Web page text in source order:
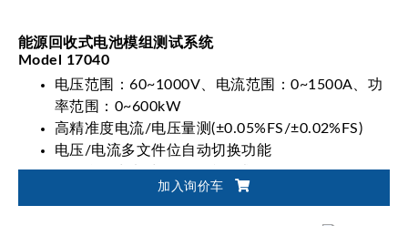
能源回收式电池模组测试系统
Model 17040
电压范围：60~1000V、电流范围：0~1500A、功
率范围：0~600kW
高精准度电流/电压量测(±0.05%FS/±0.02%FS)
电压/电流多文件位自动切换功能
可符合动力电池国际标准测试：IEC, ISO, UL,
加入询价车